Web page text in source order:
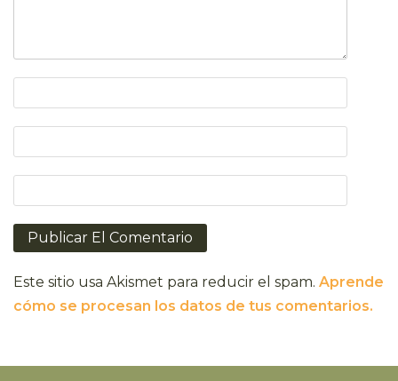
Este sitio usa Akismet para reducir el spam. Aprende
cómo se procesan los datos de tus comentarios.